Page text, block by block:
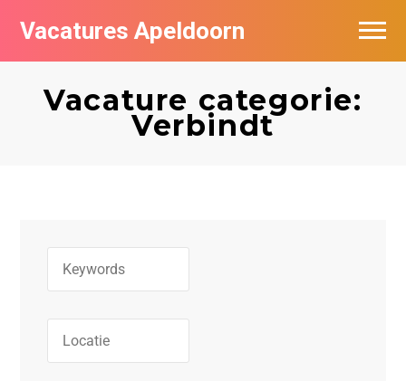
Vacatures Apeldoorn
Vacature categorie:
Verbindt
Vacatures per bedrijf
De populairste vacatures in Apeldoorn